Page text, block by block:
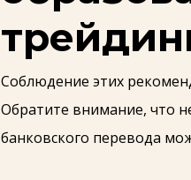
Соблюдение этих
Обратите внимание, что
банковского перевода